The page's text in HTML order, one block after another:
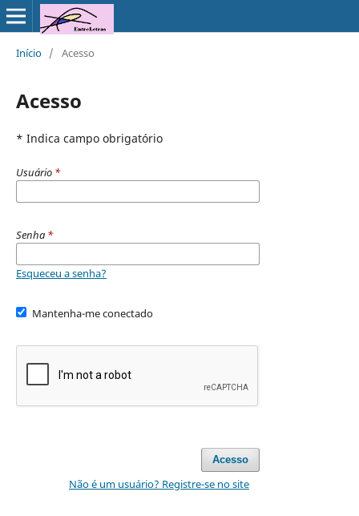
Início / Acesso
Acesso
* Indica campo obrigatório
Usuário *
Senha *
Esqueceu a senha?
Mantenha-me conectado
Acesso
Não é um usuário? Registre-se no site